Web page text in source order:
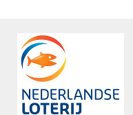
Verwerk wedstrijduitslagen
NK organiseren
Promotie en logo
ALV
Touché